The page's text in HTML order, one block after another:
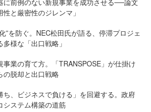
に前例のない新規事業を成功させる──論文
と厳密性のジレンマ」
”を防ぐ。NEC松田氏が語る、停滞プロジェ
様な「出口戦略」
事業の育て方。「TRANSPOSE」が仕掛け
の脱却と出口戦略
ち、ビジネスで負ける」を回避する。政府
システム構築の道筋